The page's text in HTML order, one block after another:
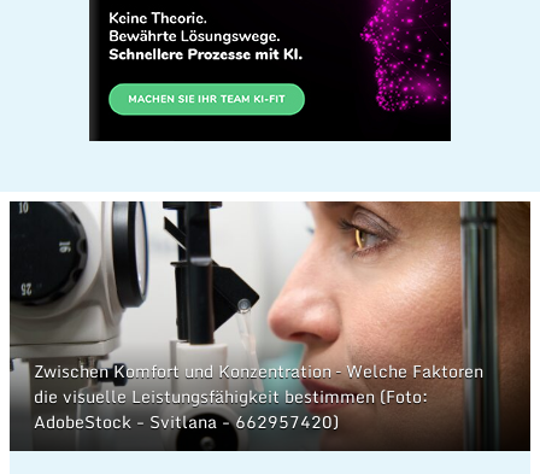
Zwischen Komfort und Konzentration – Welche Faktoren
die visuelle Leistungsfähigkeit bestimmen (Foto:
AdobeStock - Svitlana - 662957420)